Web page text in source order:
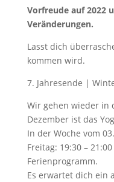
Vorfreude auf 2022
Veränderungen.
Lasst dich
kommen wird.
7. Jahresende |
Wir gehen wieder in
Dezember ist das
In der Woche vom
Freitag: 19:30 –
Ferienprogramm.
Es erwartet dich ein